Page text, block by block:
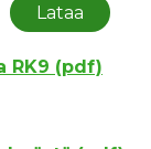
Lataa
RK9 (pdf)